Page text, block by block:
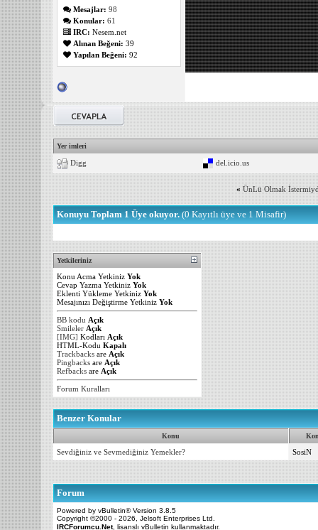
Mesajlar: 98
Konular: 61
IRC: Nesem.net
Alınan Beğeni: 39
Yapılan Beğeni: 92
Yer imleri
Digg del.icio.us
« ÜnLü Olmak
Konuyu Toplam 1 Üye okuyor. (0 Kayıtlı üye ve 1 Misafir)
Yetkileriniz
Konu Acma Yetkiniz Yok
Cevap Yazma Yetkiniz Yok
Eklenti Yükleme Yetkiniz Yok
Mesajınızı Değiştirme Yetkiniz Yok
BB kodu Açık
Smileler Açık
[IMG] Kodları Açık
HTML-Kodu Kapalı
Trackbacks are Açık
Pingbacks are Açık
Refbacks are Açık
Forum Kuralları
Benzer Konular
Konu
Sevdiğiniz ve Sevmediğiniz Yemekler? SosiN
Forum
Powered by vBulletin® Version 3.8.5
Copyright ©2000 - 2026, Jelsoft Enterprises Ltd.
IRCForumcu.Net, lisanslı vBulletin kullanmaktadır.